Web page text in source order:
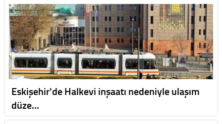
Eskişehir'de Halkevi inşaatı nedeniyle ulaşım
düze…